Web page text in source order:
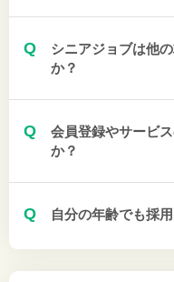
Q
シニアジョブは他
か？
Q
会員登録やサービ
か？
Q 自分の年齢でも採